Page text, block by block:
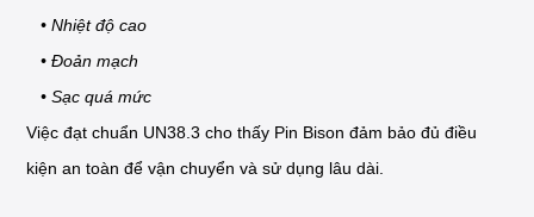
• Nhiệt độ cao
• Đoản mạch
• Sạc quá mức
Việc đạt chuẩn UN38.3 cho thấy Pin Bison đảm bảo đủ điều
kiện an toàn để vận chuyển và sử dụng lâu dài.